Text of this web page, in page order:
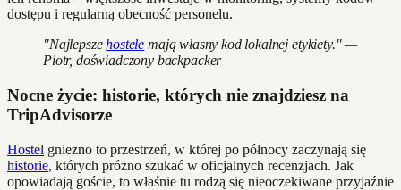
dostępu i regularną obecność personelu.
"Najlepszehostele mają własny kod lokalnej etykiety." —
Piotr, doświadczony backpacker
Nocne życie: historie, których nie znajdziesz na
TripAdvisorze
Hostel gniezno to przestrzeń, w której po północy zaczynają się
historie, których próżno szukać w oficjalnych recenzjach. Jak
opowiadają goście, to właśnie tu rodzą się nieoczekiwane przyjaźnie